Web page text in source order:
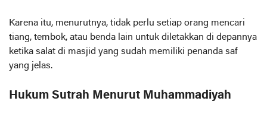
Karena itu, menurutnya, tidak perlu setiap orang mencari
tiang, tembok, atau benda lain untuk diletakkan di depannya
ketika salat di masjid yang sudah memiliki penanda saf
yang jelas.
Hukum Sutrah Menurut Muhammadiyah